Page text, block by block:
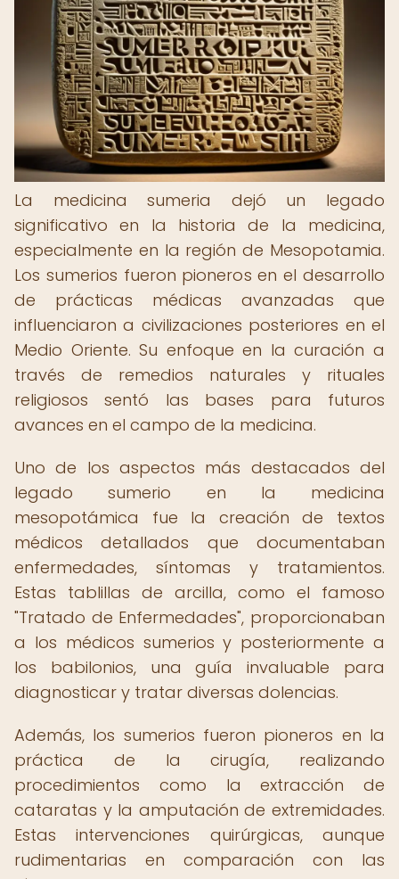
La medicina sumeria dejó un legado
significativo en la historia de la medicina,
especialmente en la región de Mesopotamia.
Los sumerios fueron pioneros en el desarrollo
de prácticas médicas avanzadas que
influenciaron a civilizaciones posteriores en el
Medio Oriente. Su enfoque en la curación a
través de remedios naturales y rituales
religiosos sentó las bases para futuros
avances en el campo de la medicina.
Uno de los aspectos más destacados del
legado sumerio en la medicina
mesopotámica fue la creación de textos
médicos detallados que documentaban
enfermedades, síntomas y tratamientos.
Estas tablillas de arcilla, como el famoso
"Tratado de Enfermedades", proporcionaban
a los médicos sumerios y posteriormente a
los babilonios, una guía invaluable para
diagnosticar y tratar diversas dolencias.
Además, los sumerios fueron pioneros en la
práctica de la cirugía, realizando
procedimientos como la extracción de
cataratas y la amputación de extremidades.
Estas intervenciones quirúrgicas, aunque
rudimentarias en comparación con las